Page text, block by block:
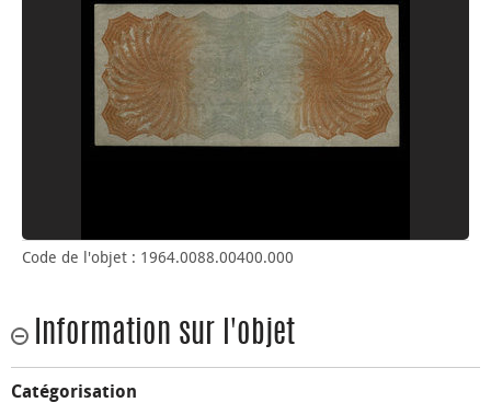
Code de l'objet : 1964.0088.00400.000
Information sur l'objet
Catégorisation